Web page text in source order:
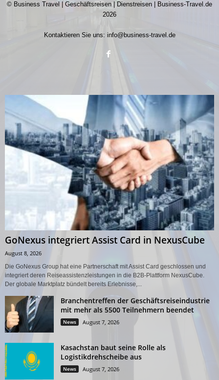
© Business Travel | Geschäftsreisen | Dienstreisen | Business-Travel.de
2026
Kontaktieren Sie uns: info@business-travel.de
GoNexus integriert Assist Card in NexusCube
August 8, 2026
Die GoNexus Group hat eine Partnerschaft mit Assist Card geschlossen und
integriert deren Reiseassistenzleistungen in die B2B-Plattform NexusCube.
Der globale Marktplatz bündelt bereits Erlebnisse,...
Branchentreffen der Geschäftsreiseindustrie
mit mehr als 5500 Teilnehmern beendet
News August 7, 2026
Kasachstan baut seine Rolle als
Logistikdrehscheibe aus
News August 7, 2026